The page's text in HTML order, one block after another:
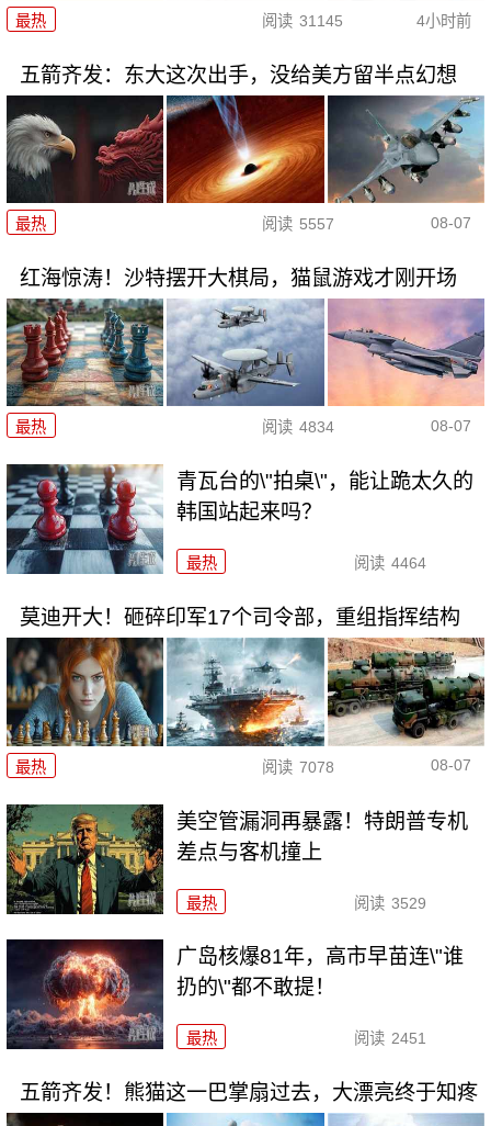
最热 阅读 31145 4小时前
五箭齐发：东大这次出手，没给美方留半点幻想
最热 阅读 5557 08-07
红海惊涛！沙特摆开大棋局，猫鼠游戏才刚开场
最热 阅读 4834 08-07
青瓦台的\"拍桌\"，能让跪太久的
韩国站起来吗？
最热 阅读 4464
莫迪开大！砸碎印军17个司令部，重组指挥结构
最热 阅读 7078 08-07
美空管漏洞再暴露！特朗普专机
差点与客机撞上
最热 阅读 3529
广岛核爆81年，高市早苗连\"谁
扔的\"都不敢提！
最热 阅读 2451
五箭齐发！熊猫这一巴掌扇过去，大漂亮终于知疼